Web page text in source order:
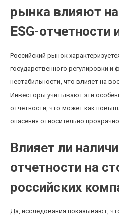
рынка влияют
ESG-отчетности
Российский рынок
государственного регулировки и
нестабильности, что влияет на
Инвесторы учитывают эти
отчетности, что может как
опасения относительно
Влияет ли
отчетности на
российских
Да, исследования показывают,